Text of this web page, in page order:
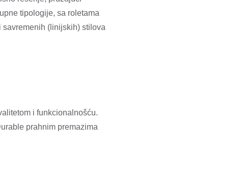
tipologije, sa roletama
(linijskih) stilova
i funkcionalnošću.
prahnim premazima